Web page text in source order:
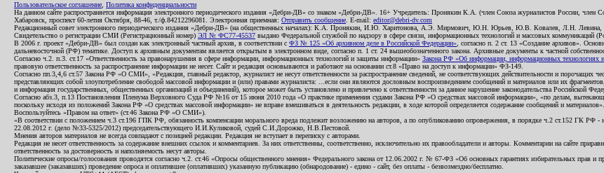
Пользовательское соглашение Политика конфиденциальности
На данном сайте распространяется информация электронного периодического издания «Дебри-ДВ» со знаком «Дебри-ДВ». 16+ Учредитель: Пронякин К.А. (член Союза журналистов России,
Хабаровск, проспект 60-летия Октября, 88-46, т./ф.84212296081. Электронная приемная: Отправить сообщение . E-mail: editor@debri-dv.com
Редакционный совет электронного периодического издания «Дебри-ДВ» (на общественных началах): К.А. Пронякин, И.Ю. Харитонова, А.Э. Мирмович, Ю.Н. Юрьев, Ю.В. Ковалев, Л.Н.
Свидетельство о регистрации СМИ (Регистрационный номер) ЭЛ № ФС77-45537 выдано Федеральной службой по надзору в сфере связи, информационных технологий и массовых коммуникаций
В 2006 г. проект «Дебри-ДВ» был создан как электронный частный архив, в соответствии с ФЗ № 125 «Об архивном деле в Российской Федерации» , согласно п. 2 ст. 13 «Создание архивов».
дальневосточной (РФ) тематике. Доступ к архивным документам является открытым в электронном виде, согласно п. 1 ст. 24 вышеобозначенного закона. Архивные документы к частной
Согласно ч.2. п.3. ст.17 «Ответственность за правонарушения в сфере информации, информационных технологий и защиты информации» Закона РФ «Об информации, информационных технологиях
правовую ответственность за распространение информации не несет. Сайт и редакция основываются и работают на основании ст.8 «Право на доступ к информации» ФЗ-149.
Согласно пп.3,4,6 ст.57 Закона РФ «О СМИ», «Редакция, главный редактор, журналист не несут ответственности за распространение сведений, не соответствующих действительности и
представляющих собой злоупотребление свободой массовой информации и (или) правами журналиста: ...если они являются дословным воспроизведением сообщений и материалов или их
и информация государственных, общественных организаций и объединений), которое может быть установлено и привлечено к ответственности за данное нарушение законодательства Российской
Согласно абз.3, п.13 Постановления Пленума Верховного Суда РФ №16 от 15 июня 2010 года «О практике применения судами Закона РФ «О средствах массовой информации», «по делам,
поскольку исходя из положений Закона РФ «О средствах массовой информации» не вправе вмешиваться в деятельность редакции, в ходе которой определяется содержание сообщений и материалов».
Воспользуйтесь «Правом на ответ» (ст.46 Закона РФ «О СМИ»).
«В соответствии с положением ч.3 ст.196 ГПК РФ, обязанность компенсации морального вреда подлежит возложению на авторов, а по опубликованию опровержения, в порядке ч.2 ст.152 ГК РФ -
22.08.2012 г. (дело №33-5325/2012) председательствующего И.И.Куликовой, судей С.И.Дорожко, Н.В.Пестовой.
Мнения авторов материалов не всегда совпадают с позицией редакции. Редакция не вступает в переписку с авторами.
Редакция не несет ответственность за содержание внешних ссылок и комментариев. За них ответственны, соответственно, исключительно их правообладатели и авторы. Комментарии на сайте
ответственность за достоверность и наполняемость несут авторы.
Политические опросы/голосования проводятся согласно ч.2. ст.46 «Опросы общественного мнения» Федерального закона от 12.06.2002 г. № 67-ФЗ «Об основных гарантиях избирательных прав и
заказавшее (заказавших) проведение опроса и оплатившее (оплативших) указанную публикацию (обнародование) - едино - сайт, без оплаты - безвозмездно/бесплатно.